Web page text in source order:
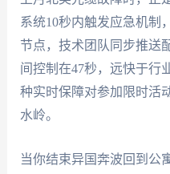
系统10秒内触发应急机制
节点，技术团队同步推送
间控制在47秒，远快于行
种实时保障对参加限时活
水岭。
当你结束异国奔波回到公